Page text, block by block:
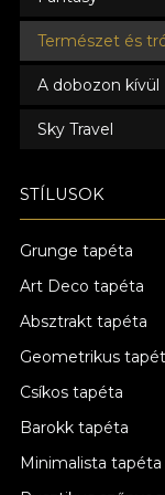
Természet és
A dobozon kívül
Sky Travel
STÍLUSOK
Grunge tapéta
Art Deco tapéta
Absztrakt tapéta
Geometrikus
Csíkos tapéta
Barokk tapéta
Minimalista tapéta